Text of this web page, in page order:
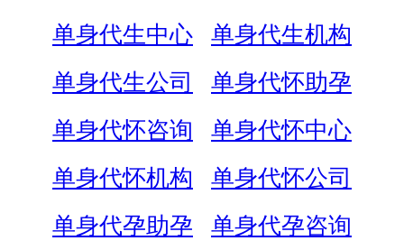
单身代生中心
单身代生机构
单身代生公司
单身代怀助孕
单身代怀咨询
单身代怀中心
单身代怀机构
单身代怀公司
单身代孕助孕
单身代孕咨询